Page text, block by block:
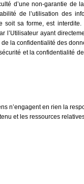
d’une non-garantie de
de l’utilisation des
sa forme, est
l’Utilisateur ayant
la confidentialité des
et la confidentialité
n’engagent en rien la
et les ressources